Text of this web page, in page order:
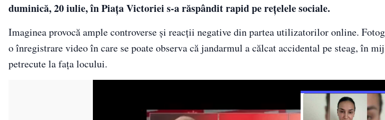
duminică, 20 iulie, în Piața Victoriei s-a răspândit rapid pe rețelele sociale.
Imaginea provocă ample controverse și reacții negative din partea utilizatorilor online.
o înregistrare video în care se poate observa că jandarmul a călcat accidental pe steag, în
petrecute la fața locului.